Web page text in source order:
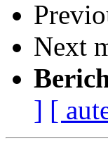
Next
] [